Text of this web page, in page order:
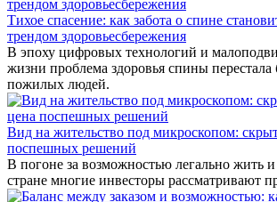
Тихое спасение: как забота о спине
трендом здоровьесбережения
В эпоху цифровых технологий и
жизни проблема здоровья спины перестала
пожилых людей.
Вид на жительство под микроскопом:
поспешных решений
В погоне за возможностью легально жить и
стране многие инвесторы рассматривают